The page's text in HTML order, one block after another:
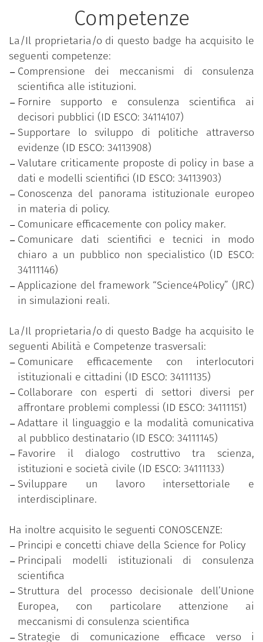
introdotti/e alla science for policy, ai suoi obiettivi,
alle sfide principali e ai modelli istituzionali
esistenti, approfondendo in particolare il
funzionamento delle istituzioni europee e sui
meccanismi di consulenza scientifica dell’UE.
Attraverso attività pratiche e simulate basate sul
JRC Competence Framework, per sviluppare abilità
comunicative e operative utili a interagire
efficacemente con i decisori pubblici, i partecipanti
hanno potuto riflettere sul ruolo della scienza nei
processi decisionali e mettere in pratica strumenti
e strategie per contribuire a decisioni pubbliche
basate su evidenze scientifiche.
Competenze
La/Il proprietaria/o di questo badge ha acquisito le
seguenti competenze:
Comprensione dei meccanismi di consulenza
scientifica alle istituzioni.
Fornire supporto e consulenza scientifica ai
decisori pubblici (ID ESCO: 34114107)
Supportare lo sviluppo di politiche attraverso
evidenze (ID ESCO: 34113908)
Valutare criticamente proposte di policy in base a
dati e modelli scientifici (ID ESCO: 34113903)
Conoscenza del panorama istituzionale europeo
in materia di policy.
Comunicare efficacemente con policy maker.
Comunicare dati scientifici e tecnici in modo
chiaro a un pubblico non specialistico (ID ESCO:
34111146)
Applicazione del framework “Science4Policy” (JRC)
in simulazioni reali.
La/Il proprietaria/o di questo Badge ha acquisito le
seguenti Abilità e Competenze trasversali:
Comunicare efficacemente con interlocutori
istituzionali e cittadini (ID ESCO: 34111135)
Collaborare con esperti di settori diversi per
affrontare problemi complessi (ID ESCO: 34111151)
Adattare il linguaggio e la modalità comunicativa
al pubblico destinatario (ID ESCO: 34111145)
Favorire il dialogo costruttivo tra scienza,
istituzioni e società civile (ID ESCO: 34111133)
Sviluppare un lavoro intersettoriale e
interdisciplinare.
Ha inoltre acquisito le seguenti CONOSCENZE:
Principi e concetti chiave della Science for Policy
Principali modelli istituzionali di consulenza
scientifica
Struttura del processo decisionale dell’Unione
Europea, con particolare attenzione ai
meccanismi di consulenza scientifica
Strategie di comunicazione efficace verso i